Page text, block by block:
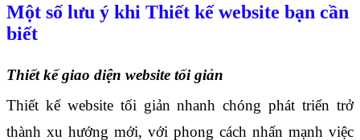
Một số lưu ý khi Thiết kế website bạn cần
biết
Thiết kế giao diện website tối giản
Thiết kế website tối giản nhanh chóng phát triển trở
thành xu hướng mới, với phong cách nhấn mạnh việc